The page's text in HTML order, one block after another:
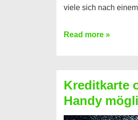
viele sich nach
Konto
Neueröffnung
trotz
Schufaeintrag
Read more »
Kreditkarte
Handy